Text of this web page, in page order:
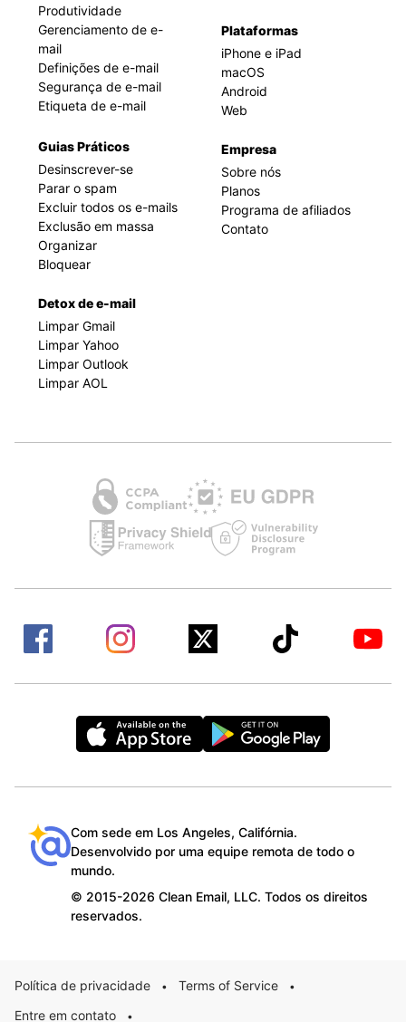
Produtividade
Gerenciamento de e-
mail
Definições de e-mail
Segurança de e-mail
Etiqueta de e-mail
Guias Práticos
Desinscrever-se
Parar o spam
Excluir todos os e-mails
Exclusão em massa
Organizar
Bloquear
Detox de e-mail
Limpar Gmail
Limpar Yahoo
Limpar Outlook
Limpar AOL
Plataformas
iPhone e iPad
macOS
Android
Web
Empresa
Sobre nós
Planos
Programa de afiliados
Contato
Com sede em Los Angeles, Califórnia.
Desenvolvido por uma equipe remota de todo o
mundo.
© 2015-2026 Clean Email, LLC. Todos os direitos
reservados.
Política de privacidade • Terms of Service •
Entre em contato •